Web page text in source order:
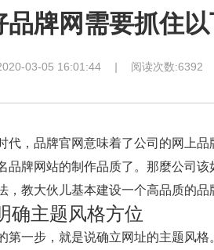
品牌网需要抓住
03-05 16:01:44 | 阅读次数:6392
，品牌官网意味着了公司的网上品
品牌网站的制作品质了。那麼公司
，教大伙儿基本建设一个高品质的品
主题风格方位
一步，就是说确立网址的主题风格